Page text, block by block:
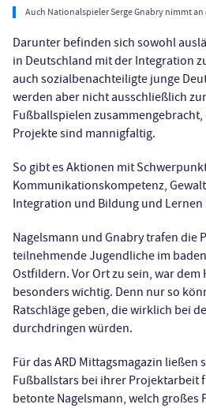
Auch Nationalspieler Serge Gnabry nimmt
Darunter befinden sich sowohl
in Deutschland mit der Integration
auch sozialbenachteiligte junge
werden aber nicht ausschließlich
Fußballspielen
Projekte sind mannigfaltig.
So gibt es Aktionen mit
Kommunikationskompetenz,
Integration und Bildung und Lernen
Nagelsmann und Gnabry trafen die
teilnehmende Jugendliche im
Ostfildern. Vor Ort zu sein, war
besonders wichtig. Denn nur so
Ratschläge geben, die wirklich bei
durchdringen würden.
Für das ARD Mittagsmagazin ließen
Fußballstars bei ihrer Projektarbeit
betonte Nagelsmann, welch großes